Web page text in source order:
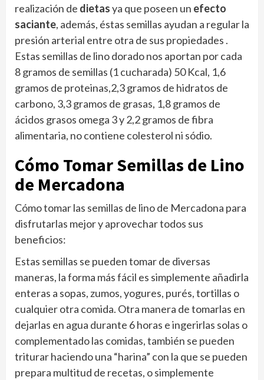
realización de dietasya que poseen un efecto
saciante, además, éstas semillas ayudan a regular la
presión arterial entre otra de sus propiedades .
Estas semillas de lino dorado nos aportan por cada
8 gramos de semillas (1 cucharada) 50 Kcal, 1,6
gramos de proteinas,2,3 gramos de hidratos de
carbono, 3,3 gramos de grasas, 1,8 gramos de
ácidos grasos omega 3 y 2,2 gramos de fibra
alimentaria, no contiene colesterol ni sódio.
Cómo Tomar Semillas de Lino
de Mercadona
Cómo tomar las semillas de lino de Mercadona para
disfrutarlas mejor y aprovechar todos sus
beneficios:
Estas semillas se pueden tomar de diversas
maneras, la forma más fácil es simplemente añadirla
enteras a sopas, zumos, yogures, purés, tortillas o
cualquier otra comida. Otra manera de tomarlas en
dejarlas en agua durante 6 horas e ingerirlas solas o
complementado las comidas, también se pueden
triturar haciendo una “harina” con la que se pueden
prepara multitud de recetas, o simplemente